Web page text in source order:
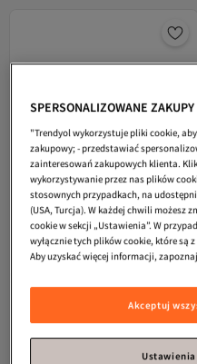
Damskie brązowe botki z
Darmowa wysyłka
SPERSONALIZOWANE ZAKUPY
"Trendyol wykorzystuje pliki cookie,
zakupowy; - przedstawiać
zainteresowań zakupowych klienta.
wykorzystywanie przez nas plików
stosownych przypadkach, na
(USA, Turcja). W każdej chwili możesz
cookie w sekcji „Ustawienia”. W
wyłącznie tych plików cookie, które są
Aby uzyskać więcej informacji,
Akceptuj